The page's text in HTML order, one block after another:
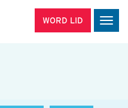
WORD LID